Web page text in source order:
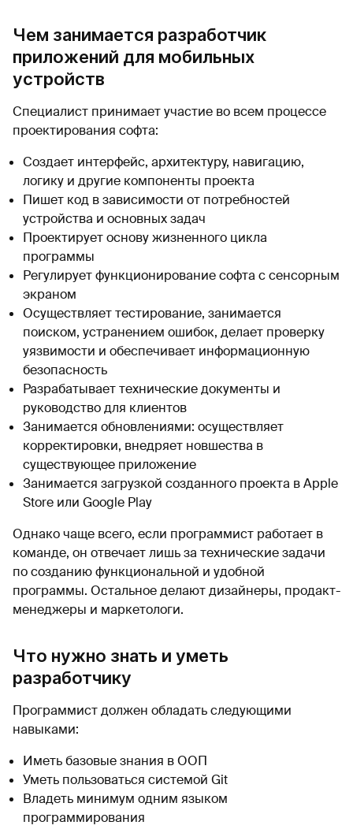
Чем занимается разработчик
приложений для мобильных
устройств
Специалист принимает участие во всем процессе
проектирования софта:
Создает интерфейс, архитектуру, навигацию,
логику и другие компоненты проекта
Пишет код в зависимости от потребностей
устройства и основных задач
Проектирует основу жизненного цикла
программы
Регулирует функционирование софта с сенсорным
экраном
Осуществляет тестирование, занимается
поиском, устранением ошибок, делает проверку
уязвимости и обеспечивает информационную
безопасность
Разрабатывает технические документы и
руководство для клиентов
Занимается обновлениями: осуществляет
корректировки, внедряет новшества в
существующее приложение
Занимается загрузкой созданного проекта в Apple
Store или Google Play
Однако чаще всего, если программист работает в
команде, он отвечает лишь за технические задачи
по созданию функциональной и удобной
программы. Остальное делают дизайнеры, продакт-
менеджеры и маркетологи.
Что нужно знать и уметь
разработчику
Программист должен обладать следующими
навыками:
Иметь базовые знания в ООП
Уметь пользоваться системой Git
Владеть минимум одним языком
программирования